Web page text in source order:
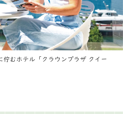
むホテル「クラウンプラザ クイー